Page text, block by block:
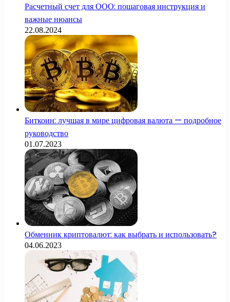
Расчетный счет для ООО: пошаговая инструкция и
важные нюансы
22.08.2024
Биткоин: лучшая в мире цифровая валюта — подробное
руководство
01.07.2023
Обменник криптовалют: как выбрать и использовать?
04.06.2023